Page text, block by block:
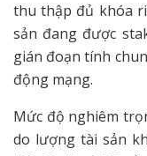
thu thập đủ khóa
sản đang được
gián đoạn tính
động mạng.
Mức độ nghiêm
do lượng tài sản